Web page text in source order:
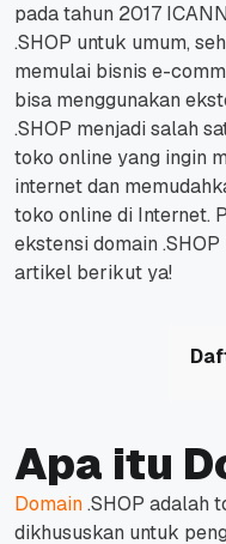
pada tahun 2017
.SHOP untuk umum,
memulai bisnis e-
bisa menggunakan
.SHOP menjadi salah
toko online yang ingin
internet dan
toko online di Internet.
ekstensi domain
artikel berikut ya!
Apa itu
Domain.SHOP adalah
dikhususkan untuk